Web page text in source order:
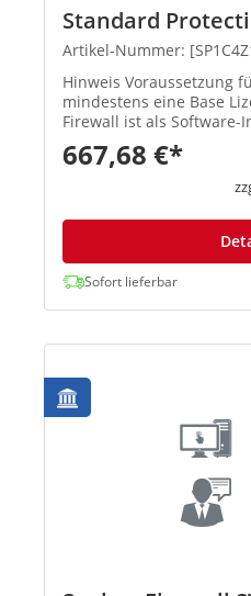
Standard
Artikel-Nummer:
Hinweis Voraussetzung
mindestens eine Base Lizenz Die
Firewall ist als Software-
virtuelle Umgebungen (u.
KVM und Citrix) e...
667,68 €*
Sofort lieferbar